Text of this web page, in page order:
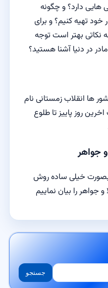
دارد؟ و چگونه
خود تهیه کنیم؟ و برای
نکاتی بهتر است توجه
در دنیا آشنا هستید؟
ها انقلاب زمستانی نام
روز پاییز تا طلوع
جواهر
خیلی ساده روش
جواهر را بیان نماییم
جستجو